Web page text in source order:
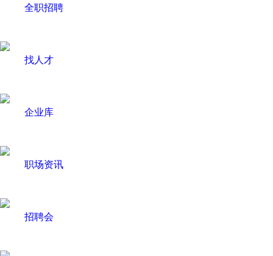
全职招聘
找人才
企业库
职场资讯
招聘会